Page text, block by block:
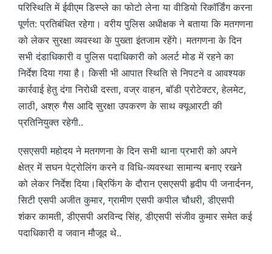
परिस्थिति में ईवीएम डिस्प्ले का फोटो लेना या वीडियो रिकॉर्डिंग करना
पूर्णत: प्रतिबंधित रहेगा। वरीय पुलिस अधीक्षक ने बताया कि मतगणना
को लेकर सुरक्षा व्यवस्था के पुख्ता इंतजाम रहेंगे। मतगणना के दिन
सभी दंडाधिकारी व पुलिस पदाधिकारी को अलर्ट मोड में रहने का
निर्देश दिया गया है। किसी भी आपात स्थिति से निपटने व आवश्यक
कार्रवाई हेतु दंगा निरोधी दस्ता, वज्र वाहन, बॉडी प्रोटेक्टर, हेलमेट,
लाठी, अश्रु गैस आदि सुरक्षा उपकरण के साथ क्यूआरटी की
प्रतिनियुक्त रहेगी..
एसएसपी महोदय ने मतगणना के दिन सभी थाना प्रभारी को अपने
क्षेत्र में सघन पेट्रोलिंग करने व विधि-व्यवस्था सामान्य बनाए रखने
को लेकर निर्देश दिया।ब्रिफिंग के दौरान एसएसपी हृदीप पी जनार्दनन,
सिटी एसपी अजीत कुमार, ग्रामीण एसपी कपील चौधरी, डीएसपी
शंकर कामती, डीएसपी अरविन्द सिंह, डीएसपी संजीव कुमार समेत कई
पदाधिकारी व जवान मौजूद थे..